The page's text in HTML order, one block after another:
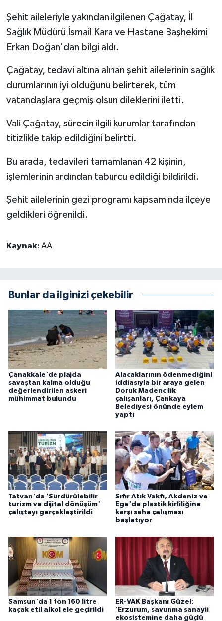
Şehit aileleriyle yakından ilgilenen Çağatay, İl
Sağlık Müdürü İsmail Kara ve Hastane Başhekimi
Erkan Doğan'dan bilgi aldı.
Çağatay, tedavi altına alınan şehit ailelerinin sağlık
durumlarının iyi olduğunu belirterek, tüm
vatandaşlara geçmiş olsun dileklerini iletti.
Vali Çağatay, sürecin ilgili kurumlar tarafından
titizlikle takip edildiğini belirtti.
Bu arada, tedavileri tamamlanan 42 kişinin,
işlemlerinin ardından taburcu edildiği bildirildi.
Şehit ailelerinin gezi programı kapsamında ilçeye
geldikleri öğrenildi.
Kaynak: AA
Bunlar da ilginizi çekebilir
Çanakkale'de plajda
savaştan kalma olduğu
değerlendirilen askeri
mühimmat bulundu
Alacaklarının ödenmediğini
iddiasıyla bir araya gelen
Doruk Madencilik
çalışanları, Çankaya
Belediyesi önünde eylem
yaptı
Tatvan'da 'Sürdürülebilir
turizm ve dijital dönüşüm'
çalıştayı gerçekleştirildi
Sıfır Atık Vakfı, Akdeniz ve
Ege'de plastik kirliliğine
karşı saha çalışması
başlatıyor
Samsun'da 1 ton 160 litre
kaçak etil alkol ele geçirildi
ER-VAK Başkanı Güzel:
'Erzurum, savunma sanayii
ekosistemine daha güçlü